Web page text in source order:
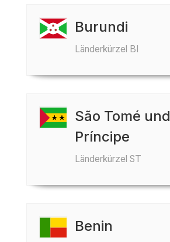
Burundi
Länderkürzel BI
São Tomé und
Príncipe
Länderkürzel ST
Benin